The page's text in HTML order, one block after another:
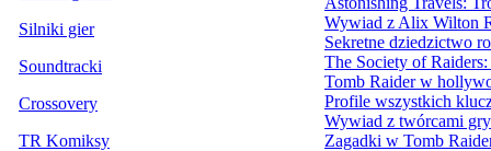
Silniki gier
Soundtracki
Crossovery
TR Komiksy
Wywiad z Alix Wilton
Sekretne dziedzictwo
The Society of
Tomb Raider w
Profile wszystkich
Wywiad z twórcami
Zagadki w Tomb